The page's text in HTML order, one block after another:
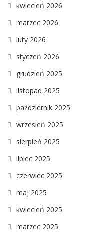
kwiecień 2026
marzec 2026
luty 2026
styczeń 2026
grudzień 2025
listopad 2025
październik 2025
wrzesień 2025
sierpień 2025
lipiec 2025
czerwiec 2025
maj 2025
kwiecień 2025
marzec 2025